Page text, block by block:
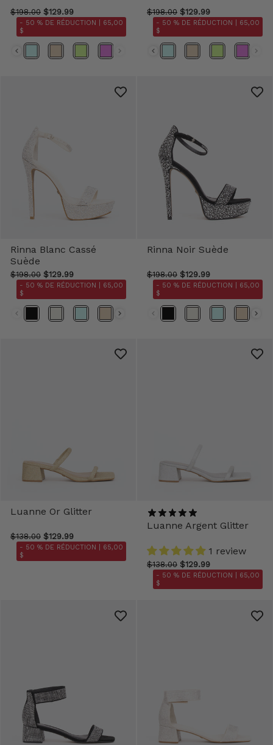
$198.00 $129.99
- 50 % DE RÉDUCTION |
65,00
$
Couleur
$198.00 $129.99
- 50 % DE RÉDUCTION |
65,00
$
Couleur
Rinna Blanc Cassé
Suède
$198.00 $129.99
- 50 % DE RÉDUCTION |
65,00
$
Couleur
Rinna Noir Suède
$198.00 $129.99
- 50 % DE RÉDUCTION |
65,00
$
Couleur
Luanne Or Glitter
$138.00 $129.99
- 50 % DE RÉDUCTION |
65,00
$
Luanne Argent Glitter
1 review
$138.00 $129.99
- 50 % DE RÉDUCTION |
65,00
$